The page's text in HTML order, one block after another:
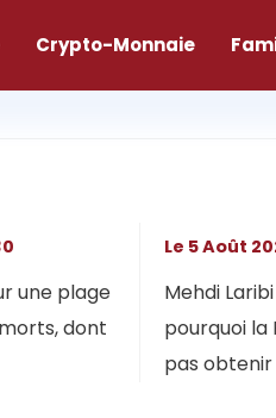
Crypto-Monnaie
une plage
dont
Mehdi
pourquoi
pas
Le 5 Août